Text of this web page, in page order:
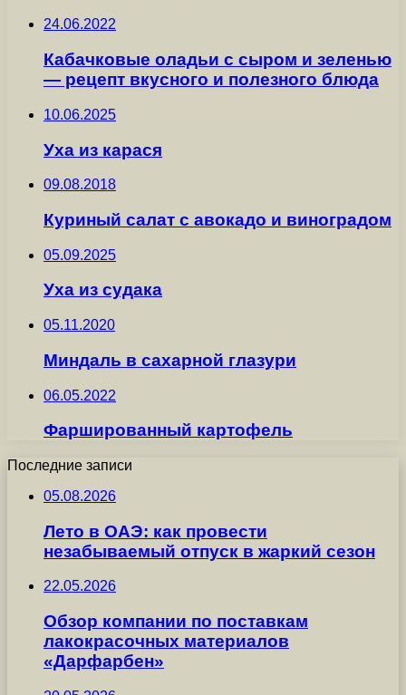
24.06.2022
Кабачковые оладьи с сыром и зеленью
— рецепт вкусного и полезного блюда
10.06.2025
Уха из карася
09.08.2018
Куриный салат с авокадо и виноградом
05.09.2025
Уха из судака
05.11.2020
Миндаль в сахарной глазури
06.05.2022
Фаршированный картофель
Последние записи
05.08.2026
Лето в ОАЭ: как провести
незабываемый отпуск в жаркий сезон
22.05.2026
Обзор компании по поставкам
лакокрасочных материалов
«Дарфарбен»